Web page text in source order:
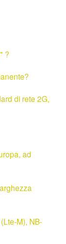
?
di rete 2G,
ad
M), NB-